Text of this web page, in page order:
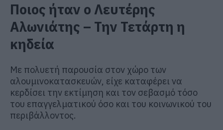
Ποιος ήταν ο Λευτέρης
Αλωνιάτης – Την Τετάρτη η
κηδεία
Με πολυετή παρουσία στον χώρο των
αλουμινοκατασκευών, είχε καταφέρει να
κερδίσει την εκτίμηση και τον σεβασμό τόσο
του επαγγελματικού όσο και του κοινωνικού του
περιβάλλοντος.